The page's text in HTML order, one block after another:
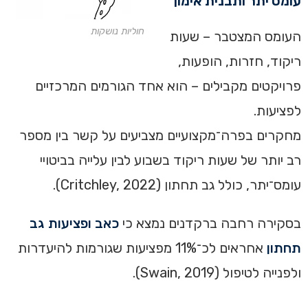
חוליות נושקות
העומס המצטבר – שעות
ריקוד, חזרות, הופעות,
פרויקטים מקבילים – הוא אחד הגורמים המרכזיים
לפציעות.
מחקרים בפרה־מקצועיים מצביעים על קשר בין מספר
רב יותר של שעות ריקוד בשבוע לבין עלייה בביטויי
עומס־יתר, כולל גב תחתון (Critchley, 2022).
בסקירה רחבה ברקדנים נמצא כי כאב ופציעות גב
תחתון
אחראים לכ־11% מפציעות שגורמות להיעדרות
ולפנייה לטיפול (Swain, 2019).